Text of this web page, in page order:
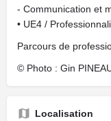
- Communication et
• UE4 /
Parcours de
© Photo : Gin
Localisation